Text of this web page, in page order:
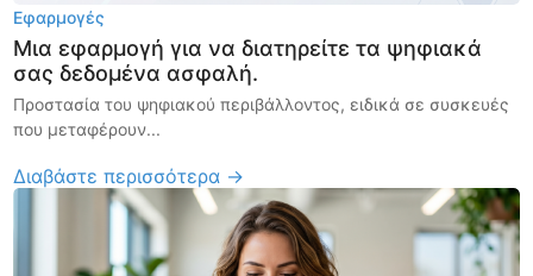
Εφαρμογές
Μια εφαρμογή για να διατηρείτε τα ψηφιακά
σας δεδομένα ασφαλή.
Προστασία του ψηφιακού περιβάλλοντος, ειδικά σε συσκευές
που μεταφέρουν...
Διαβάστε περισσότερα →